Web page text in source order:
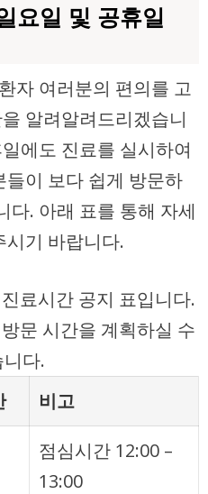
요일 및 공휴일
자 여러분의 편의를 고
알려알려드리겠습니
에도 진료를 실시하여
이 보다 쉽게 방문하
다. 아래 표를 통해 자세
시기 바랍니다.
료시간 공지 표입니다.
문 시간을 계획하실 수
다.
비고
점심시간 12:00 –
13:00